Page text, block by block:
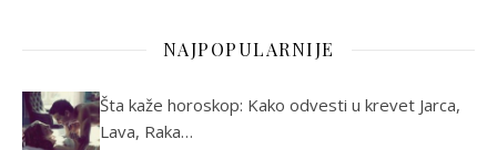
NAJPOPULARNIJE
Šta kaže horoskop: Kako odvesti u krevet Jarca,
Lava, Raka…